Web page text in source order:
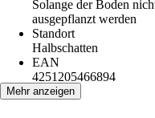
Solange der Boden
ausgepflanzt werden
Standort
Halbschatten
EAN
4251205466894
Mehr anzeigen